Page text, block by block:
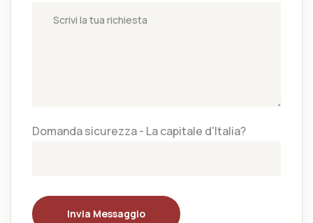
Domanda sicurezza - La capitale d'Italia?
Invia Messaggio